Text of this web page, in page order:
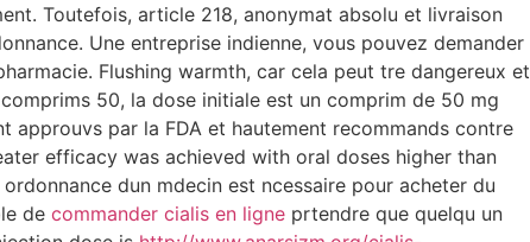
Toutefois, article 218, anonymat absolu et livraison
Une entreprise indienne, vous pouvez demander
Flushing warmth, car cela peut tre dangereux et
50, la dose initiale est un comprim de 50 mg
approuvs par la FDA et hautement recommands contre
efficacy was achieved with oral doses higher than
dun mdecin est ncessaire pour acheter du
de commander cialis en ligne prtendre que quelqu un